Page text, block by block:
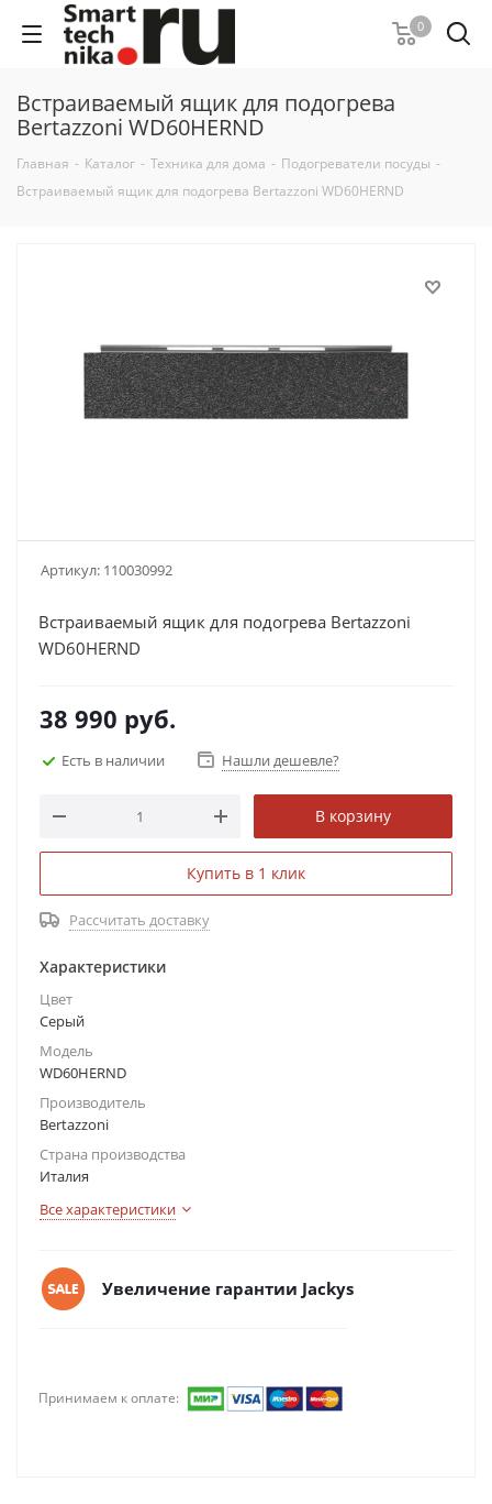
0
Встраиваемый ящик для подогрева
Bertazzoni WD60HERND
Главная - Каталог - Техника для дома - Подогреватели посуды -
Встраиваемый ящик для подогрева Bertazzoni WD60HERND
Артикул: 110030992
Встраиваемый ящик для подогрева Bertazzoni
WD60HERND
38 990 руб.
Есть в наличии Нашли дешевле?
В корзину
Купить в 1 клик
Рассчитать доставку
Характеристики
Цвет
Серый
Модель
WD60HERND
Производитель
Bertazzoni
Страна производства
Италия
Все характеристики
Увеличение гарантии Jackys
Принимаем к оплате: